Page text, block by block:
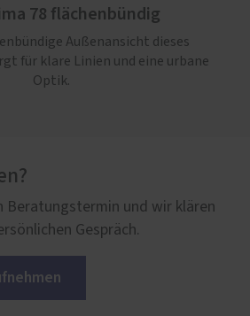
78 flächenbündig
Außenansicht dieses
für klare Linien und eine urbane
Optik.
Modernität bringt dieses
Aluminium-Profil mit sich und
so bestens für den Neubau.
Beratungstermin und wir klären
Gespräch.